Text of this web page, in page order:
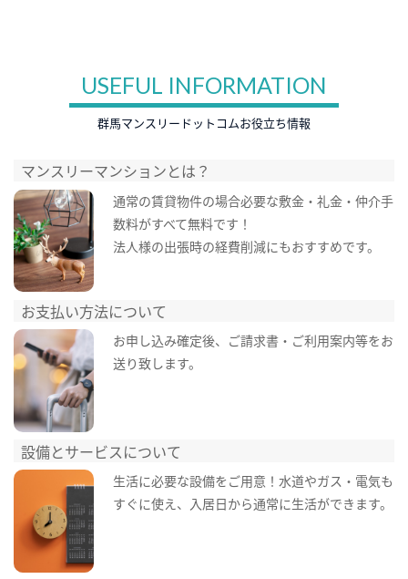
USEFUL INFORMATION
群馬マンスリードットコムお役立ち情報
マンスリーマンションとは？
通常の賃貸物件の場合必要な敷金・礼金・仲介手
数料がすべて無料です！
法人様の出張時の経費削減にもおすすめです。
お支払い方法について
お申し込み確定後、ご請求書・ご利用案内等をお
送り致します。
設備とサービスについて
生活に必要な設備をご用意！水道やガス・電気も
すぐに使え、入居日から通常に生活ができます。